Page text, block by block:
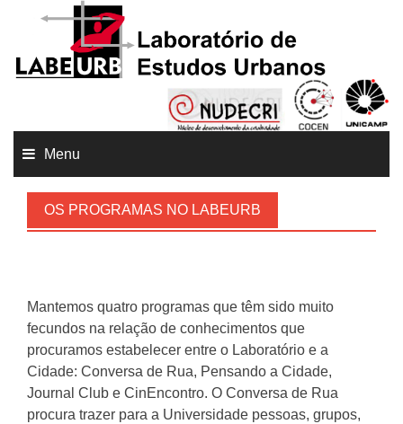
Menu
OS PROGRAMAS NO LABEURB
Mantemos quatro programas que têm sido muito
fecundos na relação de conhecimentos que
procuramos estabelecer entre o Laboratório e a
Cidade: Conversa de Rua, Pensando a Cidade,
Journal Club e CinEncontro. O Conversa de Rua
procura trazer para a Universidade pessoas, grupos,